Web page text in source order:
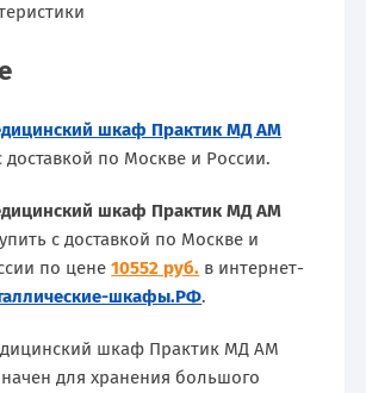
шкаф Практик МД АМ
доставкой по Москве и России.
шкаф Практик МД АМ
с доставкой по Москве и
по цене10552 руб. в интернет-
шкафы.РФ.
шкаф Практик МД АМ
для хранения большого